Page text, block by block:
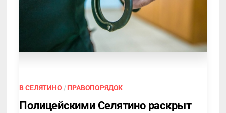
В СЕЛЯТИНО /ПРАВОПОРЯДОК
Полицейскими Селятино раскрыт